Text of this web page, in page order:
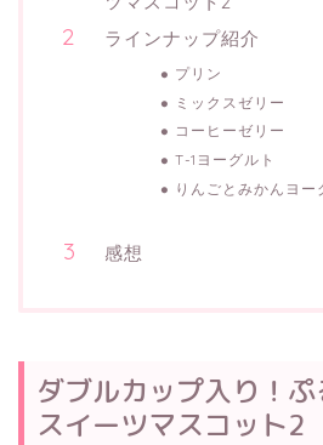
ラインナップ紹介
プリン
ミックスゼリー
コーヒーゼリー
T-1ヨーグルト
りんごとみかんヨー
感想
ダブルカップ入り！
スイーツマスコット2